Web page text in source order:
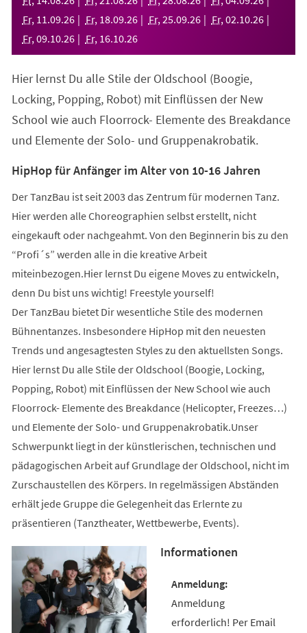
Tab)
Fr, 11 .09.26 Fr, 18.09.26 Fr, 25.09.26 Fr, 02.10.26
Fr, 09.10.26 Fr, 16.10.26
Hier lernst Du alle Stile der Oldschool (Boogie,
Locking, Popping, Robot) mit Einflüssen der New
School wie auch Floorrock- Elemente des Breakdance
und Elemente der Solo- und Gruppenakrobatik.
HipHop für Anfänger im Alter von 10-16 Jahren
Der TanzBau ist seit 2003 das Zentrum für modernen Tanz.
Hier werden alle Choreographien selbst erstellt, nicht
eingekauft oder nachgeahmt. Von den Beginnerin bis zu den
“Profi´s” werden alle in die kreative Arbeit
miteinbezogen.Hier lernst Du eigene Moves zu entwickeln,
denn Du bist uns wichtig! Freestyle yourself!
Der TanzBau bietet Dir wesentliche Stile des modernen
Bühnentanzes. Insbesondere HipHop mit den neuesten
Trends und angesagtesten Styles zu den aktuellsten Songs.
Hier lernst Du alle Stile der Oldschool (Boogie, Locking,
Popping, Robot) mit Einflüssen der New School wie auch
Floorrock- Elemente des Breakdance (Helicopter, Freezes…)
und Elemente der Solo- und Gruppenakrobatik.Unser
Schwerpunkt liegt in der künstlerischen, technischen und
pädagogischen Arbeit auf Grundlage der Oldschool, nicht im
Zurschaustellen des Körpers. In regelmässigen Abständen
erhält jede Gruppe die Gelegenheit das Erlernte zu
präsentieren (Tanztheater, Wettbewerbe, Events).
Informationen
Anmeldung
erforderlich! Per Email